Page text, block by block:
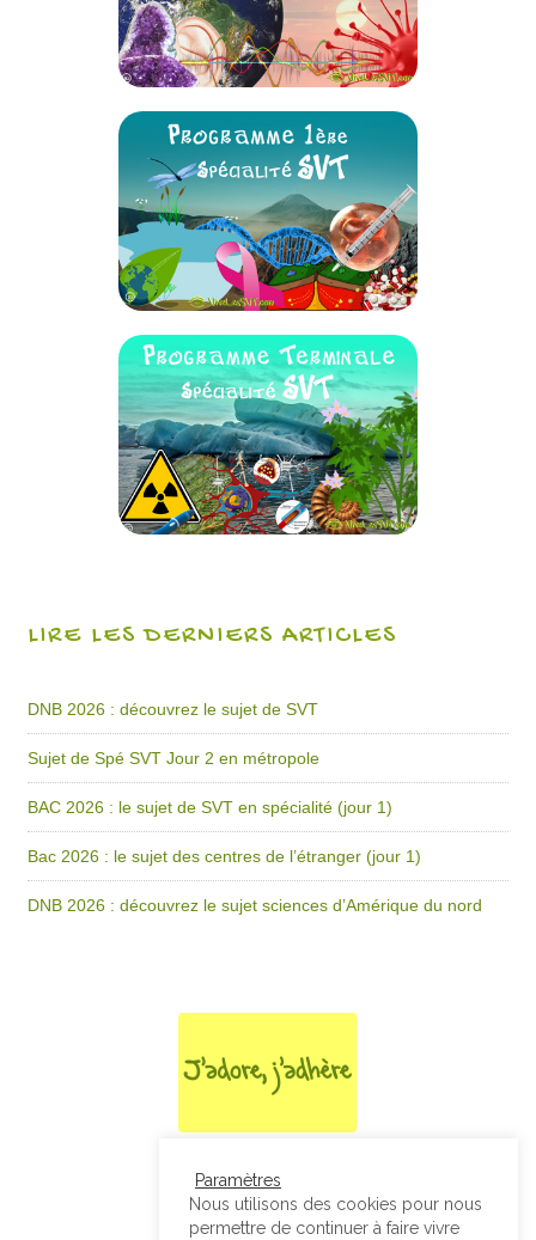
LIRE LES DERNIERS ARTICLES
DNB 2026 : découvrez le sujet de SVT
Sujet de Spé SVT Jour 2 en métropole
BAC 2026 : le sujet de SVT en spécialité (jour 1)
Bac 2026 : le sujet des centres de l’étranger (jour 1)
DNB 2026 : découvrez le sujet sciences d’Amérique du nord
Paramètres
Nous utilisons des cookies pour nous
permettre de continuer à faire vivre